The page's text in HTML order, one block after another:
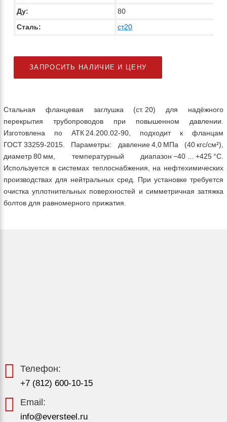
Ду:
80
Сталь:
ст20
ЗАПРОСИТЬ НАЛИЧИЕ И ЦЕНУ
Стальная фланцевая заглушка (ст. 20) для надёжного
перекрытия трубопроводов при повышенном давлении.
Изготовлена по АТК 24.200.02‑90, подходит к фланцам
ГОСТ 33259‑2015. Параметры: давление 4,0 МПа (40 кгс/см²),
диаметр 80 мм, температурный диапазон −40 … +425 °C.
Используется в системах теплоснабжения, на нефтехимических
производствах для нейтральных сред. При установке требуется
очистка уплотнительных поверхностей и симметричная затяжка
болтов для равномерного прижатия.
Телефон:
+7 (812) 600-10-15
Email:
info@eversteel.ru